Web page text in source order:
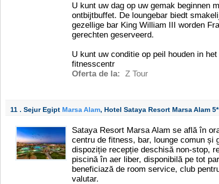
U kunt uw dag op uw gemak beginnen
ontbijtbuffet. De loungebar biedt
gezellige bar King William III worden
gerechten geserveerd.
U kunt uw conditie op peil houden in
fitnesscentr
Oferta de la:
Z Tour
11 . Sejur Egipt Marsa Alam, Hotel Sataya Resort Marsa Alam 5*
Sataya Resort Marsa Alam se află în
centru de fitness, bar, lounge comun și
dispoziție recepție deschisă non-stop,
piscină în aer liber, disponibilă pe tot
beneficiază de room service, club
valutar.